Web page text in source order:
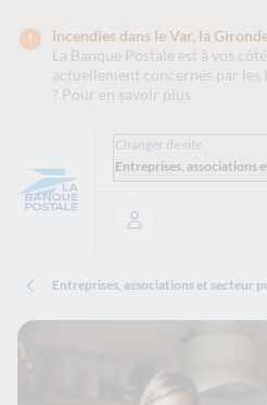
Incendies dans le Var, la
La Banque Postale est à vos
actuellement concernés par les
? Pour en savoir plus
Changer de site
Entreprises, associations
Se connecter
Entreprises, associations et secteur